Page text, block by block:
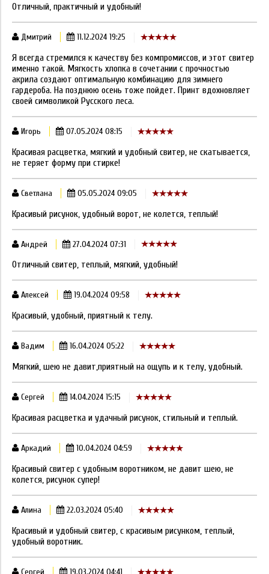
Отличный, практичный и удобный!
Дмитрий 11.12.2024 19:25
Я всегда стремился к качеству без компромиссов, и этот свитер
именно такой. Мягкость хлопка в сочетании с прочностью
акрила создают оптимальную комбинацию для зимнего
гардероба. На позднюю осень тоже пойдет. Принт вдохновляет
своей символикой Русского леса.
Игорь 07.05.2024 08:15
Красивая расцветка, мягкий и удобный свитер, не скатывается,
не теряет форму при стирке!
Светлана 05.05.2024 09:05
Красивый рисунок, удобный ворот, не колется, теплый!
Андрей 27.04.2024 07:31
Отличный свитер, теплый, мягкий, удобный!
Алексей 19.04.2024 09:58
Красивый, удобный, приятный к телу.
Вадим 16.04.2024 05:22
Мягкий, шею не давит,приятный на ощупь и к телу, удобный.
Сергей 14.04.2024 15:15
Красивая расцветка и удачный рисунок, стильный и теплый.
Аркадий 10.04.2024 04:59
Красивый свитер с удобным воротником, не давит шею, не
колется, рисунок супер!
Алина 22.03.2024 05:40
Красивый и удобный свитер, с красивым рисунком, теплый,
удобный воротник.
Сергей 19.03.2024 04:41